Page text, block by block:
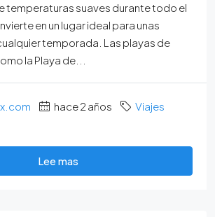
temperaturas suaves durante todo el
en un lugar ideal para unas
temporada. Las playas de
la Playa de...
hace 2 años
Viajes
Lee mas